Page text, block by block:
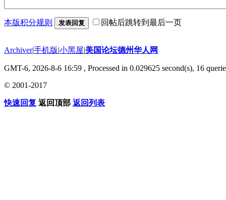
本版积分规则 发表回复 回帖后跳转到最后一页
Archiver|手机版|小黑屋|美国论坛德州华人网
GMT-6, 2026-8-6 16:59 , Processed in 0.029625 second(s), 16
© 2001-2017
快速回复 返回顶部 返回列表